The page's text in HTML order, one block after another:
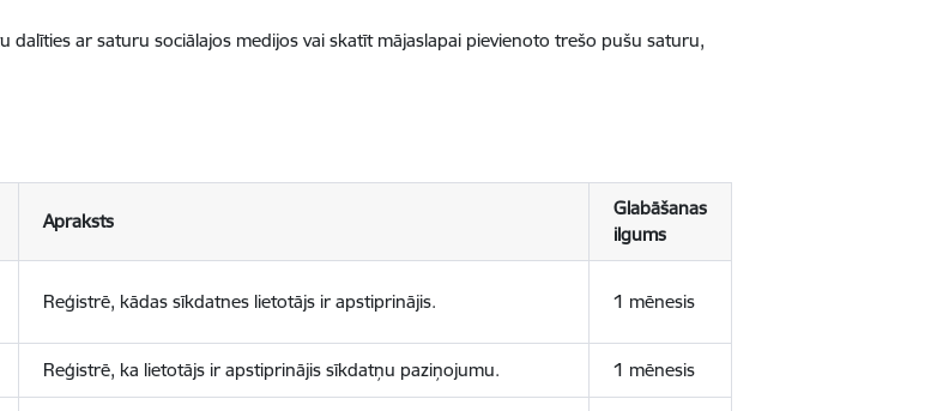
dalīties ar saturu sociālajos medijos vai skatīt mājaslapai pievienoto trešo pušu saturu,
Apraksts
Glabāšanas
ilgums
Reģistrē, kādas sīkdatnes lietotājs ir apstiprinājis. 1 mēnesis
Reģistrē, ka lietotājs ir apstiprinājis sīkdatņu paziņojumu. 1 mēnesis